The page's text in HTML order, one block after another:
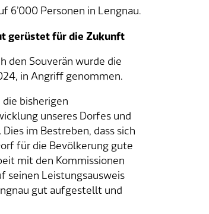
6’000 Personen in Lengnau.
gerüstet für die Zukunft
den Souverän wurde die
in Angriff genommen.
bisherigen
unseres Dorfes und
im Bestreben, dass sich
für die Bevölkerung gute
mit den Kommissionen
seinen Leistungsausweis
gut aufgestellt und